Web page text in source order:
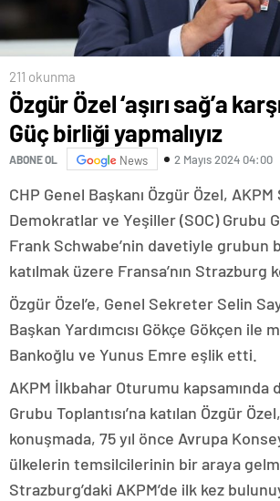
211 okunma
Özgür Özel ‘aşırı sağ’a
Güç birliği yapmalıyız
ABONE OL News 2 Mayıs 2024 04:00
CHP Genel Başkanı Özgür Özel,
Demokratlar ve Yeşiller (SOC) Grubu
Frank Schwabe’nin davetiyle grubun
katılmak üzere Fransa’nın Strazburg
Özgür Özel’e, Genel Sekreter Selin
Başkan Yardımcısı Gökçe Gökçen ile
Bankoğlu ve Yunus Emre eşlik etti.
AKPM İlkbahar Oturumu kapsamında
Grubu Toplantısı’na katılan Özgür
konuşmada, 75 yıl önce Avrupa
ülkelerin temsilcilerinin bir araya
Strazburg’daki AKPM’de ilk kez